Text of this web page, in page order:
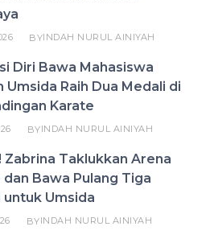
BYINDAH NURUL AINIYAH
Diri Bawa Mahasiswa
Umsida Raih Dua Medali di
Karate
BYINDAH NURUL AINIYAH
Zabrina Taklukkan Arena
dan Bawa Pulang Tiga
untuk Umsida
BYINDAH NURUL AINIYAH